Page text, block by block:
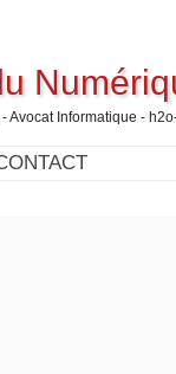
Avocat Informatique -